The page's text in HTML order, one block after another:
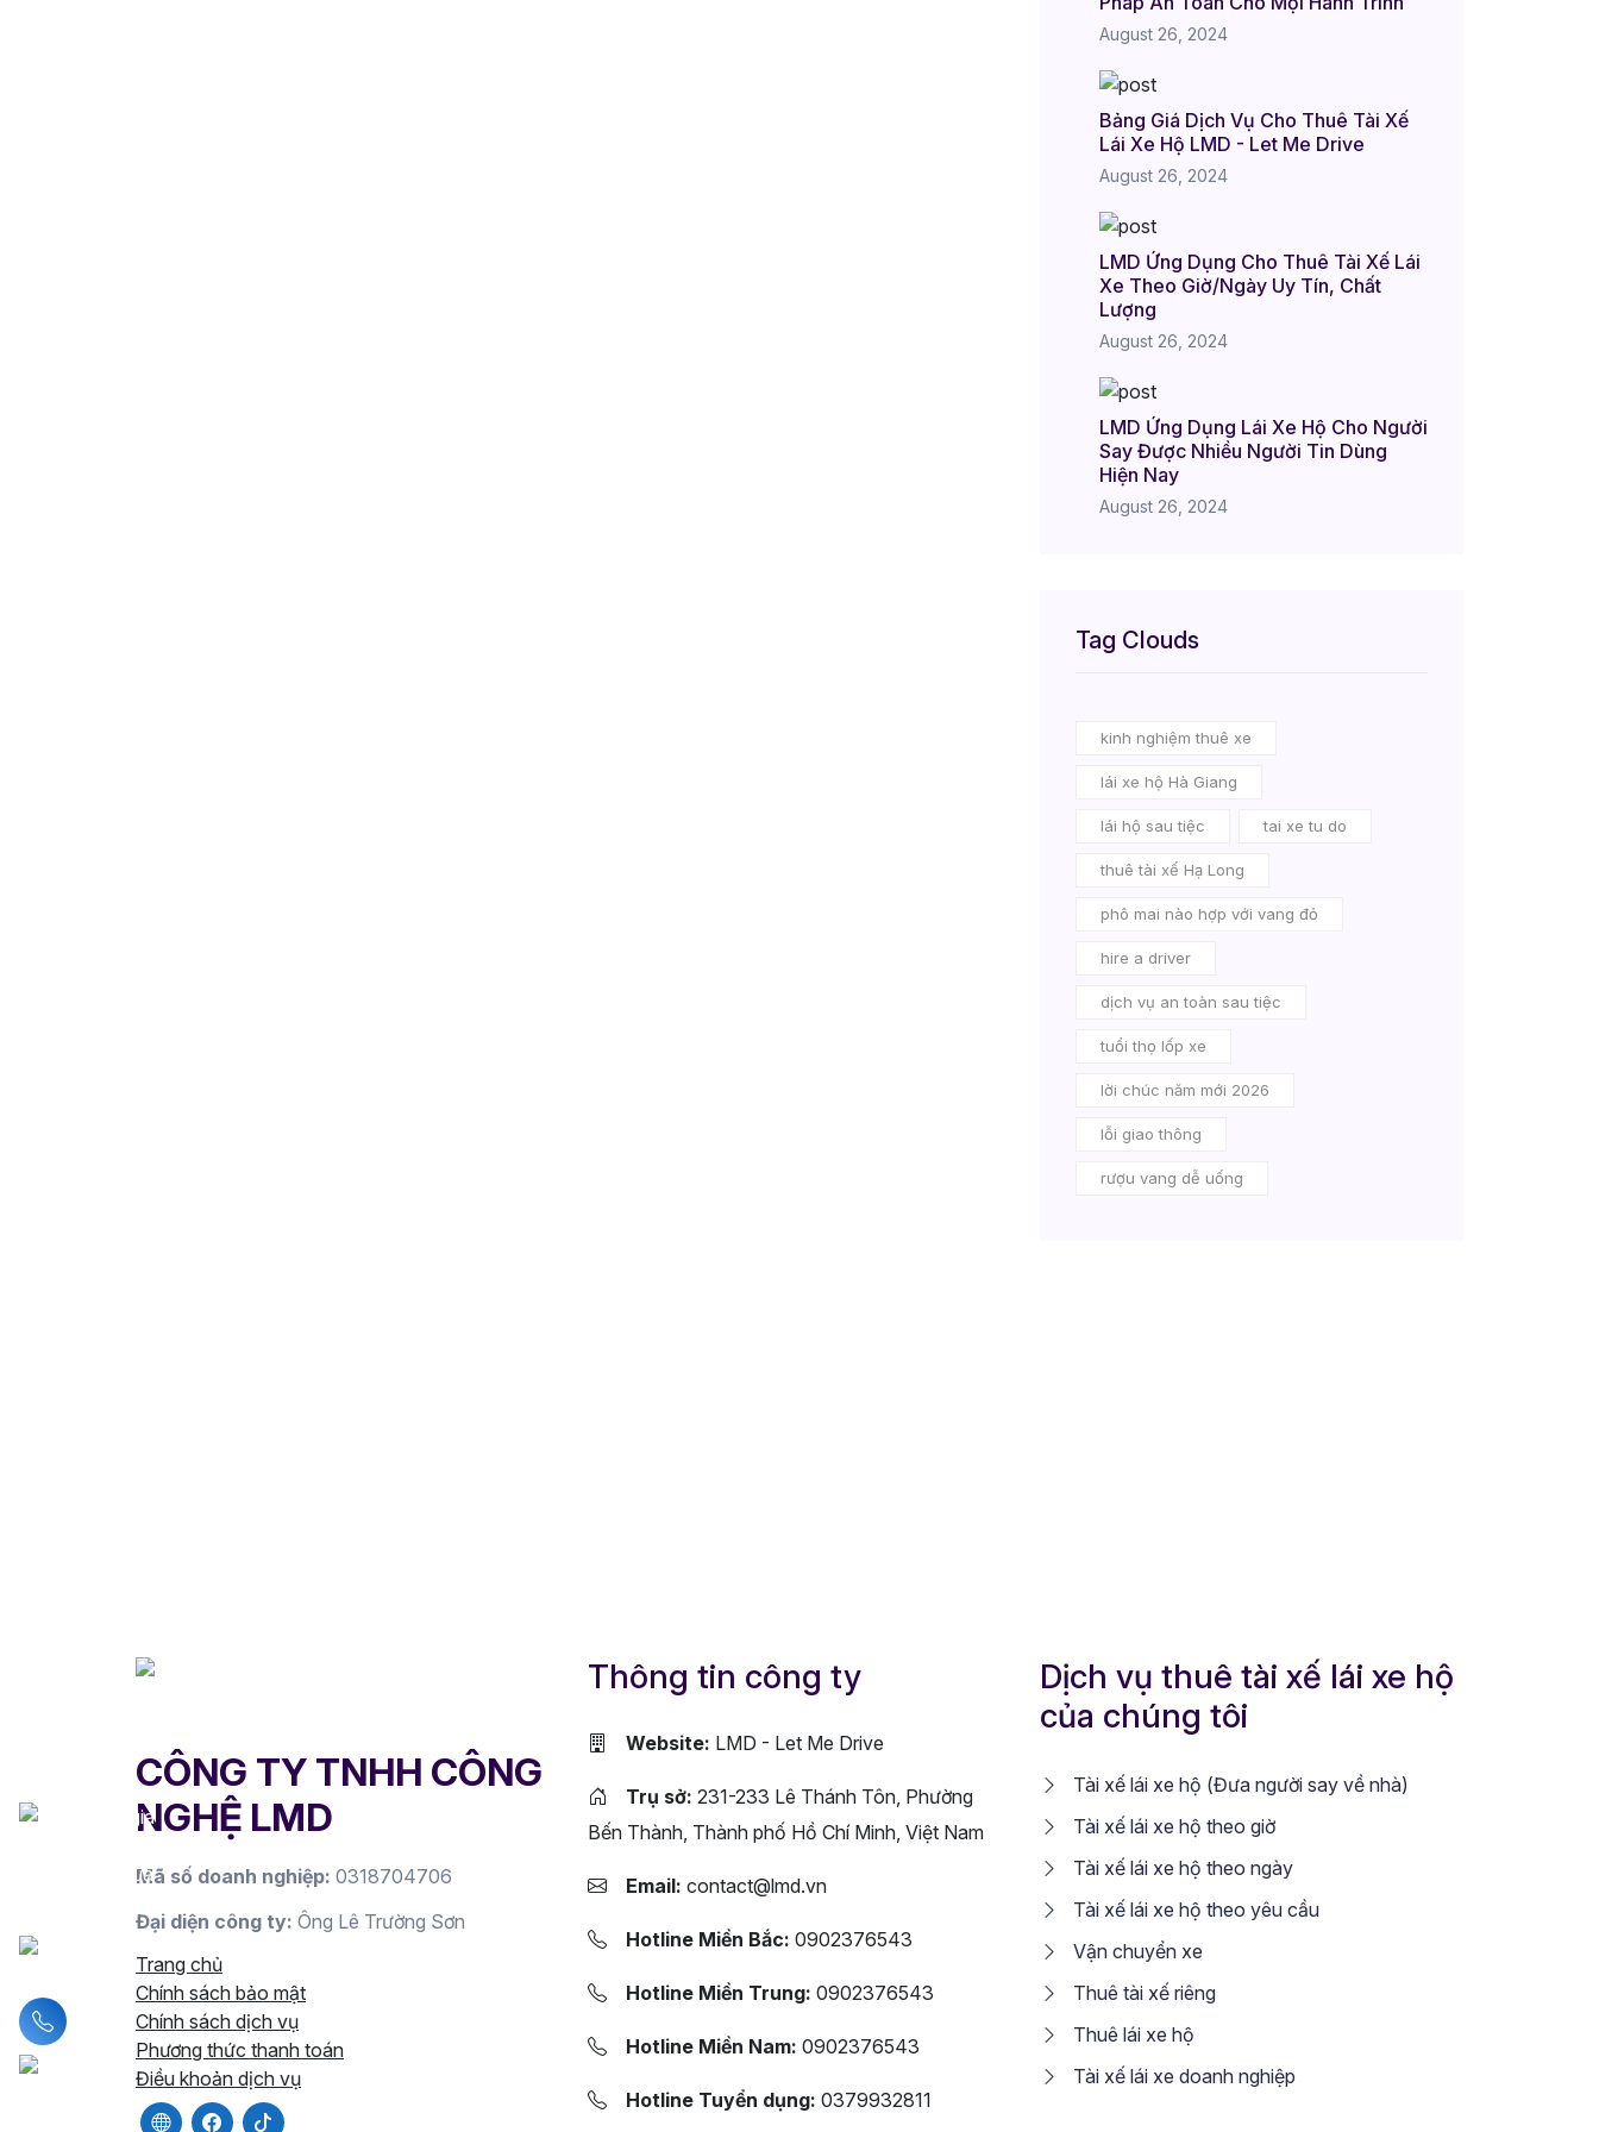
August 26, 2024
Bảng Giá Dịch Vụ Cho Thuê Tài Xế
Lái Xe Hộ LMD - Let Me Drive
August 26, 2024
LMD Ứng Dụng Cho Thuê Tài Xế Lái
Xe Theo Giờ/Ngày Uy Tín, Chất
Lượng
August 26, 2024
LMD Ứng Dụng Lái Xe Hộ Cho Người
Say Được Nhiều Người Tin Dùng
Hiện Nay
August 26, 2024
Tag Clouds
kinh nghiệm thuê xe
lái xe hộ Hà Giang
lái hộ sau tiệc tai xe tu do
thuê tài xế Hạ Long
phô mai nào hợp với vang đỏ
hire a driver
dịch vụ an toàn sau tiệc
tuổi thọ lốp xe
lời chúc năm mới 2026
lỗi giao thông
rượu vang dễ uống
CÔNG TY TNHH CÔNG
NGHỆ LMD
Mã số doanh nghiệp: 0318704706
Đại diện công ty: Ông Lê Trường Sơn
Trang chủ
Chính sách bảo mật
Chính sách dịch vụ
Phương thức thanh toán
Điều khoản dịch vụ
Thông tin công ty
Website: LMD - Let Me Drive
Trụ sở: 231-233 Lê Thánh Tôn, Phường
Bến Thành, Thành phố Hồ Chí Minh, Việt Nam
Email: contact@lmd.vn
Hotline Miền Bắc: 0902376543
Hotline Miền Trung: 0902376543
Hotline Miền Nam: 0902376543
Hotline Tuyển dụng: 0379932811
Dịch vụ thuê tài xế lái xe hộ
của chúng tôi
Tài xế lái xe hộ (Đưa người say về nhà)
Tài xế lái xe hộ theo giờ
Tài xế lái xe hộ theo ngày
Tài xế lái xe hộ theo yêu cầu
Vận chuyển xe
Thuê tài xế riêng
Thuê lái xe hộ
Tài xế lái xe doanh nghiệp
Liên hệ hotline